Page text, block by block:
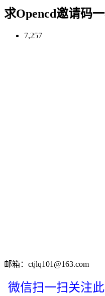
求Opencd邀请码
7,257
邮箱：ctjlq101@163.com
微信扫一扫关注此